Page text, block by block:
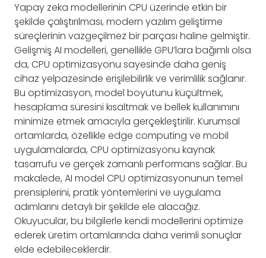
Yapay zeka modellerinin CPU üzerinde etkin bir
şekilde çalıştırılması, modern yazılım geliştirme
süreçlerinin vazgeçilmez bir parçası haline gelmiştir.
Gelişmiş AI modelleri, genellikle GPU’lara bağımlı olsa
da, CPU optimizasyonu sayesinde daha geniş
cihaz yelpazesinde erişilebilirlik ve verimlilik sağlanır.
Bu optimizasyon, model boyutunu küçültmek,
hesaplama süresini kısaltmak ve bellek kullanımını
minimize etmek amacıyla gerçekleştirilir. Kurumsal
ortamlarda, özellikle edge computing ve mobil
uygulamalarda, CPU optimizasyonu kaynak
tasarrufu ve gerçek zamanlı performans sağlar. Bu
makalede, AI model CPU optimizasyonunun temel
prensiplerini, pratik yöntemlerini ve uygulama
adımlarını detaylı bir şekilde ele alacağız.
Okuyucular, bu bilgilerle kendi modellerini optimize
ederek üretim ortamlarında daha verimli sonuçlar
elde edebileceklerdir.